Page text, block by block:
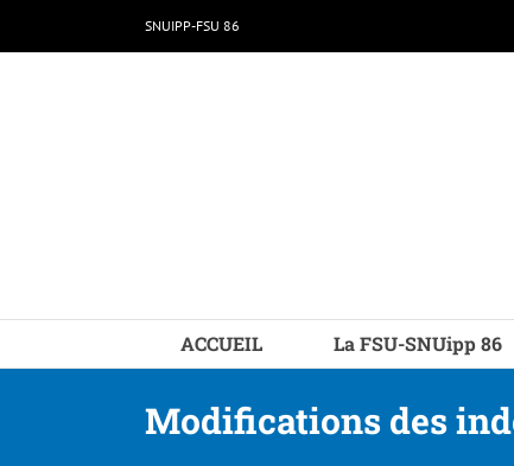
au
SNUIPP-FSU 86
ACCUEIL La FSU-SNUipp 86
Modifications des